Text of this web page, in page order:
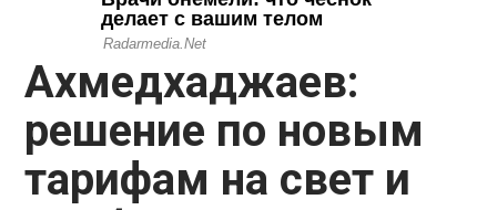
Ахмедхаджаев:
решение по новым
тарифам на свет и